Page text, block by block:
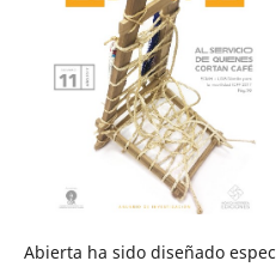
Abierta ha sido diseñado